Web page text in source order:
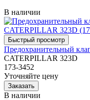
В наличии
Предохранительный
CATERPILLAR 323D
173-3452
Уточняйте цену
В наличии